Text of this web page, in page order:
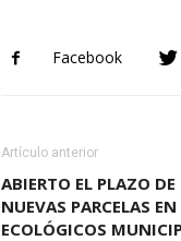
Facebook
Artículo anterior
ABIERTO EL PLAZO
NUEVAS PARCELAS
ECOLÓGICOS